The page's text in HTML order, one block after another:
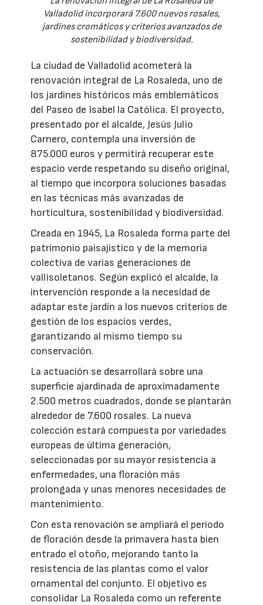
Valladolid incorporará 7.600 nuevos rosales,
jardines cromáticos y criterios avanzados de
sostenibilidad y biodiversidad.
La ciudad de Valladolid acometerá la
renovación integral de La Rosaleda, uno de
los jardines históricos más emblemáticos
del Paseo de Isabel la Católica. El proyecto,
presentado por el alcalde, Jesús Julio
Carnero, contempla una inversión de
875.000 euros y permitirá recuperar este
espacio verde respetando su diseño original,
al tiempo que incorpora soluciones basadas
en las técnicas más avanzadas de
horticultura, sostenibilidad y biodiversidad.
Creada en 1945, La Rosaleda forma parte del
patrimonio paisajístico y de la memoria
colectiva de varias generaciones de
vallisoletanos. Según explicó el alcalde, la
intervención responde a la necesidad de
adaptar este jardín a los nuevos criterios de
gestión de los espacios verdes,
garantizando al mismo tiempo su
conservación.
La actuación se desarrollará sobre una
superficie ajardinada de aproximadamente
2.500 metros cuadrados, donde se plantarán
alrededor de 7.600 rosales. La nueva
colección estará compuesta por variedades
europeas de última generación,
seleccionadas por su mayor resistencia a
enfermedades, una floración más
prolongada y unas menores necesidades de
mantenimiento.
Con esta renovación se ampliará el periodo
de floración desde la primavera hasta bien
entrado el otoño, mejorando tanto la
resistencia de las plantas como el valor
ornamental del conjunto. El objetivo es
consolidar La Rosaleda como un referente